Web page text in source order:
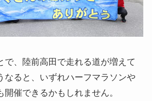
で、陸前高田で走れる道が増えて
なると、いずれハーフマラソンや
開催できるかもしれません。